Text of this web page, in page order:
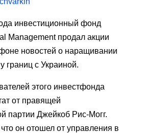
инвестиционный фонд
Management продал акции
новостей о наращивании
границ с Украиной.
этого инвестфонда
от правящей
партии Джейкоб Рис-Могг.
он отошел от управления в